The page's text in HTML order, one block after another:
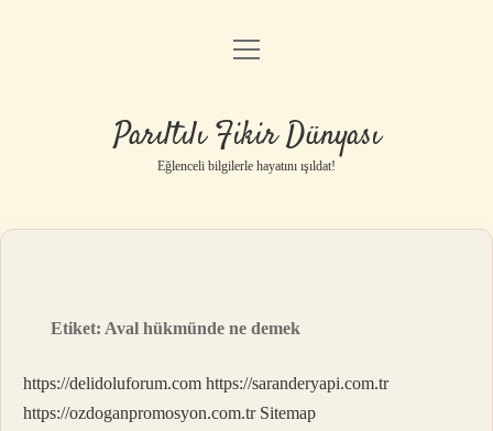
Anasayfa
Yasal Uyarı
menüyü
Parıltılı Fikir Dünyası
Eğlenceli bilgilerle hayatını ışıldat!
Etiket: Aval hükmünde ne demek
https://delidoluforum.com https://saranderyapi.com.tr
https://ozdoganpromosyon.com.tr Sitemap